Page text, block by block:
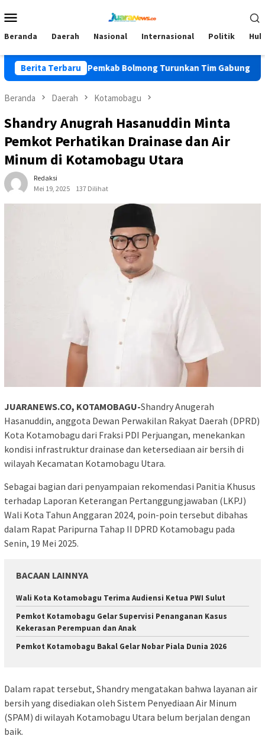
ke
Mobile
Beranda Daerah Nasional Internasional Politik
Berita Terbaru
Pemkab Bolmong Turunkan Tim Gabungan Cegah
Beranda Daerah Kotamobagu
Shandry Anugrah Hasanuddin Minta
Pemkot Perhatikan Drainase dan Air
Minum di Kotamobagu Utara
Redaksi
Mei 19, 2025
137 Dilihat
JUARANEWS.CO, KOTAMOBAGU-Shandry Anugerah
Hasanuddin, anggota Dewan Perwakilan Rakyat Daerah (DPRD)
Kota Kotamobagu dari Fraksi PDI Perjuangan, menekankan
kondisi infrastruktur drainase dan ketersediaan air bersih di
wilayah Kecamatan Kotamobagu Utara.
Sebagai bagian dari penyampaian rekomendasi Panitia Khusus
terhadap Laporan Keterangan Pertanggungjawaban (LKPJ)
Wali Kota Tahun Anggaran 2024, poin-poin tersebut dibahas
dalam Rapat Paripurna Tahap II DPRD Kotamobagu pada
Senin, 19 Mei 2025.
BACAAN LAINNYA
Wali Kota Kotamobagu Terima Audiensi Ketua PWI Sulut
Pemkot Kotamobagu Gelar Supervisi Penanganan Kasus
Kekerasan Perempuan dan Anak
Pemkot Kotamobagu Bakal Gelar Nobar Piala Dunia 2026
Dalam rapat tersebut, Shandry mengatakan bahwa layanan air
bersih yang disediakan oleh Sistem Penyediaan Air Minum
(SPAM) di wilayah Kotamobagu Utara belum berjalan dengan
baik.